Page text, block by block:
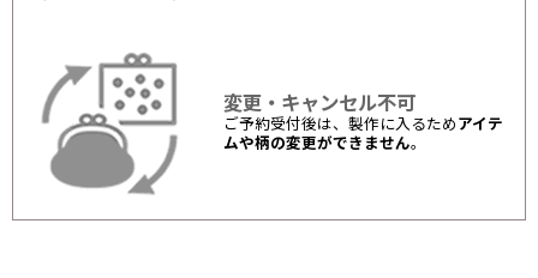
変更・キャンセル不可
ご予約受付後は、製作に入るため アイテ
ムや柄の変更ができません。